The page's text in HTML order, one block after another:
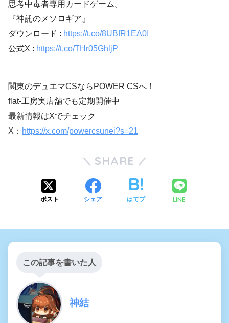
思考中毒者専用カードゲーム。
『神託のメソロギア』
ダウンロード : https://t.co/8UBfR1EA0I
公式X : https://t.co/THr05GhljP
関東のデュエマCSならPOWER CSへ！
flat-工房実店舗でも定期開催中
最新情報はXでチェック
X： https://x.com/powercsunei?s=21
SHARE
ポスト シェア はてブ LINE
この記事を書いた人
神結